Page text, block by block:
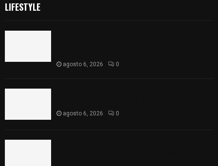
LIFESTYLE
agosto 6, 2026 0
agosto 6, 2026 0